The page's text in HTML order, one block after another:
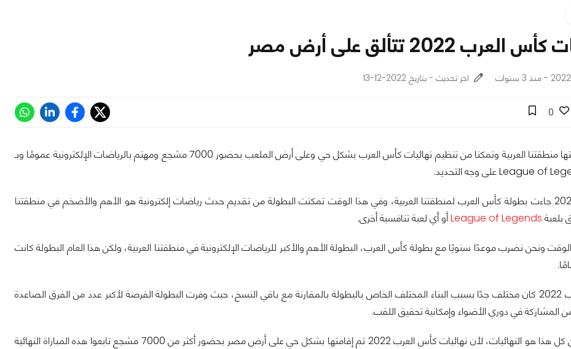
العرب 2022 تتألق على أرض مصر
3 سنوات اخر تحديث - بتاريخ 2022-12-13
0
ها قد فعلتها منطقتنا العربية وتمكنا من تنظيم نهائيات كأس العرب بشكل حي وعلى أرض الملعب بحضور 7000 مشجع ومهتم بالرياضات الإلكترونية عمومًا وبـ
في عام 2020 جاءت بطولة كأس العرب لمنطقتنا العربية، وفي هذا الوقت تمكنت البطولة من تقديم حدث رياضات إلكترونية هو الأهم والأضخم في منطقتنا
بلعبة League of Legendsأو أي لعبة تنافسية أخرى.
ونحن نضرب موعدًا سنويًا مع بطولة كأس العرب، البطولة الأهم والأكبر للرياضات الإلكترونية في منطقتنا العربية، ولكن هذا العام البطولة كانت
كأس العرب 2022 كان مختلف جدًا بسبب البناء المختلف الخاص بالبطولة بالمقارنة مع باقي النسخ، حيث وفرت البطولة الفرصة لأكبر عدد من الفرق الصاعدة
المشاركة في دوري الأضواء وإمكانية تحقيق اللقب.
والأهم من كل هذا هو النهائيات، لأن نهائيات كأس العرب 2022 تم إقامتها بشكل حي على أرض مصر بحضور أكثر من 7000 مشجع تابعوا هذه المباراة النهائية